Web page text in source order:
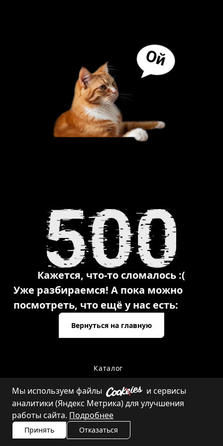
Кажется, что-то сломалось :(
Уже разбираемся! А пока можно
посмотреть, что ещё у нас есть:
Вернуться на главную
Каталог
Контакты
Мы используем файлы
и сервисы
аналитики (Яндекс Метрика) для улучшения
работы сайта. Подробнее
Принять Отказаться